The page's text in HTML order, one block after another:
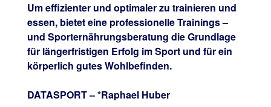
Um effizienter und optimaler zu trainieren und
essen, bietet eine professionelle Trainings –
und Sporternährungsberatung die Grundlage
für längerfristigen Erfolg im Sport und für ein
körperlich gutes Wohlbefinden.
DATASPORT – *Raphael Huber